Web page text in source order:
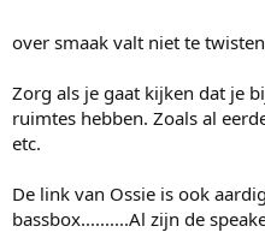
over smaak valt niet te
Zorg als je gaat kijken dat je
ruimtes hebben. Zoals al
etc.
De link van Ossie is ook
bassbox..........Al zijn de